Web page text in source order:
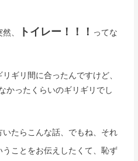
、 トイレー！！！ ってな
ギリ間に合ったんですけど、
かったくらいのギリギリでし
たらこんな話、でもね、それ
うことをお伝えしたくて、恥ず